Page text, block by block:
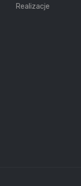
Realizacje